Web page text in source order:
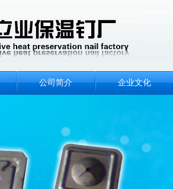
公司简介 企业文化